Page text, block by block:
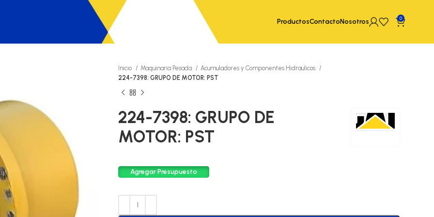
ProductosContactoNosotros 0
Inicio Maquinaria Pesada
Acumuladores y Componentes Hidraulicos
224-7398: GRUPO DE MOTOR: PST
224-7398: GRUPO DE
MOTOR: PST
Agregar Presupuesto